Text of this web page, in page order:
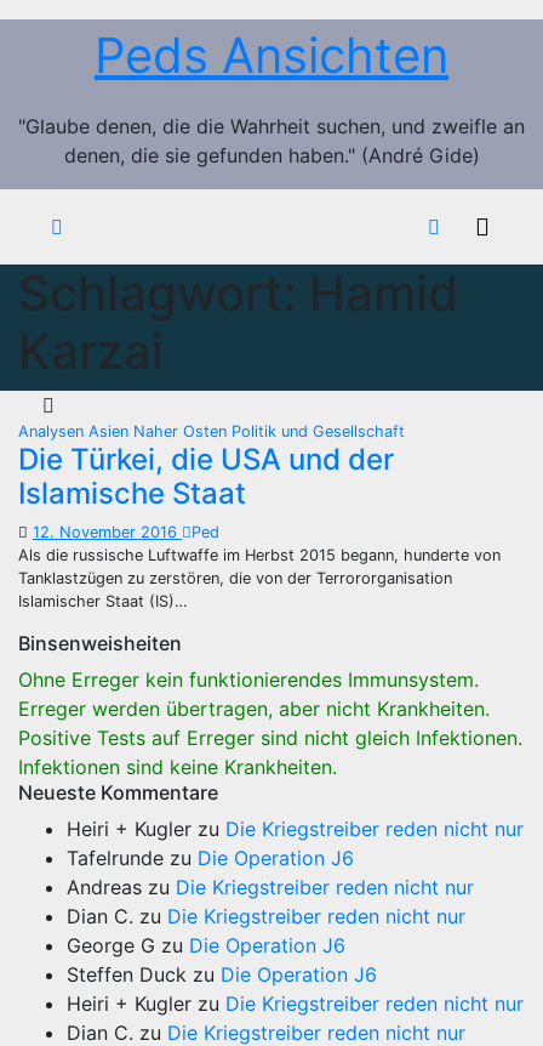
Zum
Peds Ansichten
"Glaube denen, die die Wahrheit suchen, und zweifle an
denen, die sie gefunden haben." (André Gide)
Schlagwort: Hamid
Karzai
Analysen Asien Naher Osten Politik und Gesellschaft
Die Türkei, die USA und der
Islamische Staat
12. November 2016
Ped
Als die russische Luftwaffe im Herbst 2015 begann, hunderte von
Tanklastzügen zu zerstören, die von der Terrororganisation
Islamischer Staat (IS)…
Binsenweisheiten
Ohne Erreger kein funktionierendes Immunsystem.
Erreger werden übertragen, aber nicht Krankheiten.
Positive Tests auf Erreger sind nicht gleich Infektionen.
Infektionen sind keine Krankheiten.
Neueste Kommentare
Heiri + Kugler zu Die Kriegstreiber reden nicht nur
Tafelrunde zu Die Operation J6
Andreas zu Die Kriegstreiber reden nicht nur
Dian C. zu Die Kriegstreiber reden nicht nur
George G zu Die Operation J6
Steffen Duck zu Die Operation J6
Heiri + Kugler zu Die Kriegstreiber reden nicht nur
Dian C. zu Die Kriegstreiber reden nicht nur